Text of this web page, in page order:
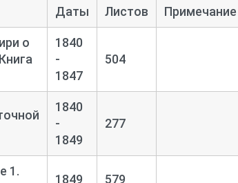
Даты Листов Примечание
о
1840
-
1847
504
1840
-
1849
277
1.
1849 579